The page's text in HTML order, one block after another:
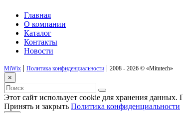
Главная
О компании
Каталог
Контакты
Новости
MiWix | Политика конфиденциальности | 2008 - 2026 © «Mitutech»
×
Этот сайт использует cookie для хранения данных.
Принять и закрыть Политика конфиденциальности